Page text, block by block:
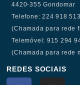
4420-355 Gondomar
Telefone: 224 918 513
(Chamada para rede
Telemóvel: 915 294
(Chamada para rede
REDES SOCIAIS
F I